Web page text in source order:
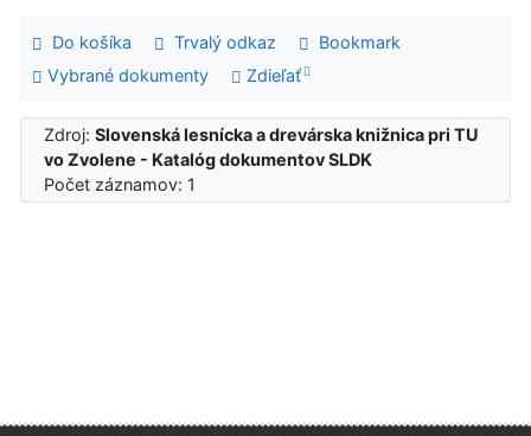
Do košíka Trvalý odkaz
Bookmark
Vybrané dokumenty
Zdieľať
Zdroj:Slovenská lesnícka a drevárska knižnica pri TU
vo Zvolene - Katalóg dokumentov SLDK
Počet záznamov: 1